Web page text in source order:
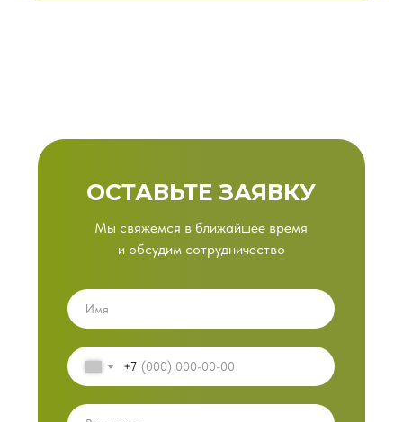
ОСТАВЬТЕ ЗАЯВКУ
Мы свяжемся в ближайшее время
и обсудим сотрудничество
+7